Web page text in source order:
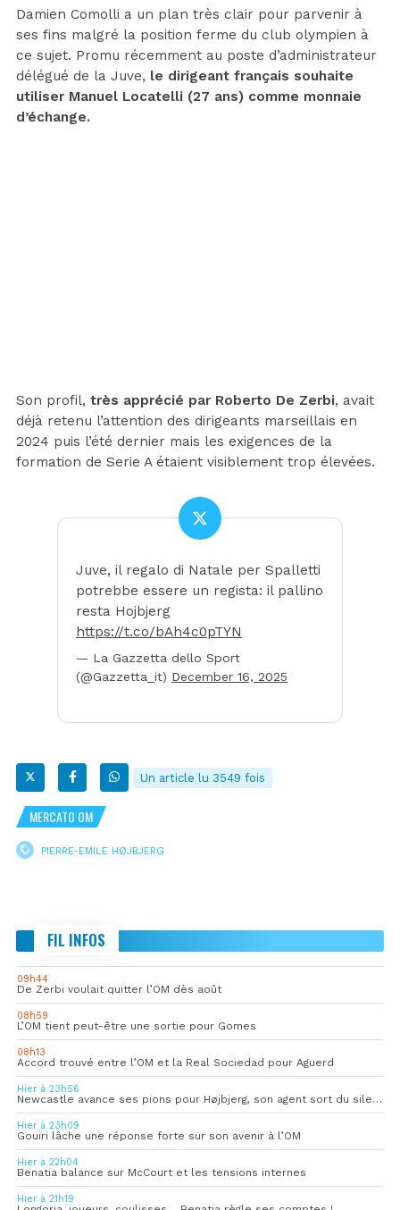
Damien Comolli a un plan très clair pour parvenir à
ses fins malgré la position ferme du club olympien à
ce sujet. Promu récemment au poste d’administrateur
délégué de la Juve, le dirigeant français souhaite
utiliser Manuel Locatelli (27 ans) comme monnaie
d’échange.
Son profil, très apprécié par Roberto De Zerbi, avait
déjà retenu l’attention des dirigeants marseillais en
2024 puis l’été dernier mais les exigences de la
formation de Serie A étaient visiblement trop élevées.
Juve, il regalo di Natale per Spalletti
potrebbe essere un regista: il pallino
resta Hojbjerg
https://t.co/bAh4c0pTYN
— La Gazzetta dello Sport
(@Gazzetta_it) December 16, 2025
Un article lu 3549 fois
MERCATO OM
PIERRE-EMILE HØJBJERG
FIL INFOS
09h44
De Zerbi voulait quitter l’OM dès août
08h59
L’OM tient peut-être une sortie pour Gomes
08h13
Accord trouvé entre l’OM et la Real Sociedad pour Aguerd
Hier à 23h56
Newcastle avance ses pions pour Højbjerg, son agent sort du silence
Hier à 23h09
Gouiri lâche une réponse forte sur son avenir à l’OM
Hier à 22h04
Benatia balance sur McCourt et les tensions internes
Hier à 21h19